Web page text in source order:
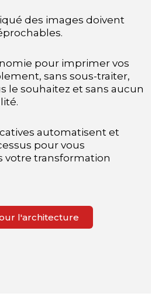
des images doivent
pour imprimer vos
sans sous-traiter,
le souhaitez et sans aucun
automatisent et
pour vous
votre transformation
l'architecture